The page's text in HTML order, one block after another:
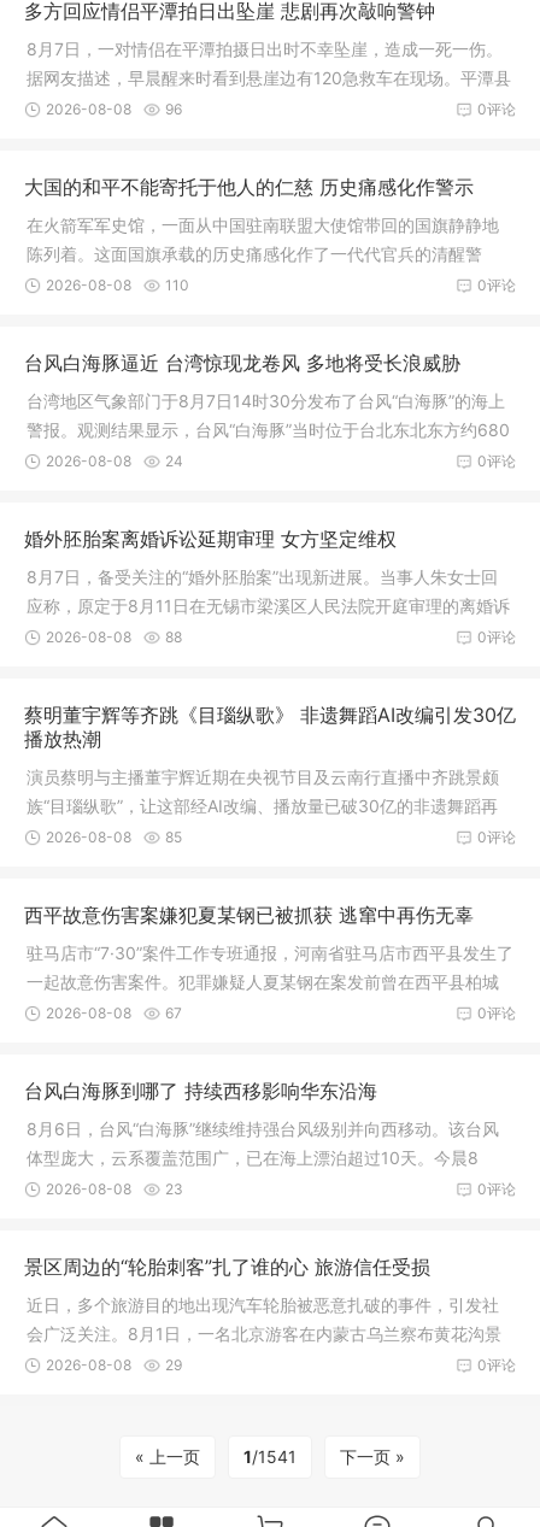
多方回应情侣平潭拍日出坠崖 悲剧再次敲响警钟
8月7日，一对情侣在平潭拍摄日出时不幸坠崖，造成一死一伤。
据网友描述，早晨醒来时看到悬崖边有120急救车在现场。平潭县
殡仪馆确认，当天确实有一名20多岁女性的遗体从磹角底村送来
0评论
2026-08-08 96
大国的和平不能寄托于他人的仁慈 历史痛感化作警示
在火箭军军史馆，一面从中国驻南联盟大使馆带回的国旗静静地
陈列着。这面国旗承载的历史痛感化作了一代代官兵的清醒警
示：大国和平不能寄托于他人的仁慈。火箭军某部骆庭荣在专题
0评论
2026-08-08 110
台风白海豚逼近 台湾惊现龙卷风 多地将受长浪威胁
台湾地区气象部门于8月7日14时30分发布了台风“白海豚”的海上
警报。观测结果显示，台风“白海豚”当时位于台北东北东方约680
公里处，以每小时11公里的速度向西移动
0评论
2026-08-08 24
婚外胚胎案离婚诉讼延期审理 女方坚定维权
8月7日，备受关注的“婚外胚胎案”出现新进展。当事人朱女士回
应称，原定于8月11日在无锡市梁溪区人民法院开庭审理的离婚诉
讼已确定延期，但她不会停止自己的维权行动
0评论
2026-08-08 88
蔡明董宇辉等齐跳《目瑙纵歌》 非遗舞蹈AI改编引发30亿
播放热潮
演员蔡明与主播董宇辉近期在央视节目及云南行直播中齐跳景颇
族“目瑙纵歌”，让这部经AI改编、播放量已破30亿的非遗舞蹈再
次成为全网焦点
0评论
2026-08-08 85
西平故意伤害案嫌犯夏某钢已被抓获 逃窜中再伤无辜
驻马店市“7·30”案件工作专班通报，河南省驻马店市西平县发生了
一起故意伤害案件。犯罪嫌疑人夏某钢在案发前曾在西平县柏城
街道侯园社区租房放置杂物。2026年7月30日，他因琐事与邻居
0评论
2026-08-08 67
台风白海豚到哪了 持续西移影响华东沿海
8月6日，台风“白海豚”继续维持强台风级别并向西移动。该台风
体型庞大，云系覆盖范围广，已在海上漂泊超过10天。今晨8
时，“白海豚”的中心位于浙江省温州市偏东方向约1300公里的洋
0评论
2026-08-08 23
景区周边的“轮胎刺客”扎了谁的心 旅游信任受损
近日，多个旅游目的地出现汽车轮胎被恶意扎破的事件，引发社
会广泛关注。8月1日，一名北京游客在内蒙古乌兰察布黄花沟景
区自驾游时，车胎接连被扎两枚钉子
0评论
2026-08-08 29
« 上一页 1/1541 下一页 »